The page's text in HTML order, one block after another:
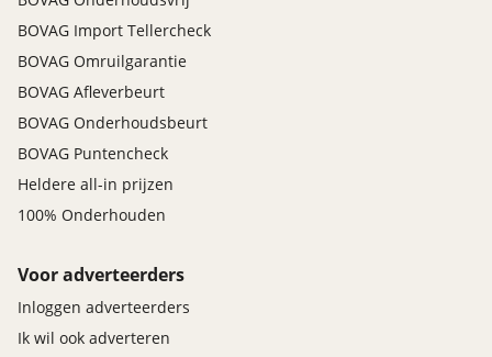
BOVAG Import Tellercheck
BOVAG Omruilgarantie
BOVAG Afleverbeurt
BOVAG Onderhoudsbeurt
BOVAG Puntencheck
Heldere all-in prijzen
100% Onderhouden
Voor adverteerders
Inloggen adverteerders
Ik wil ook adverteren